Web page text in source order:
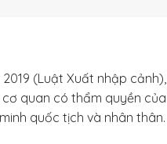
(Luật Xuất nhập cảnh),
quan có thẩm quyền
quốc tịch và nhân thân.